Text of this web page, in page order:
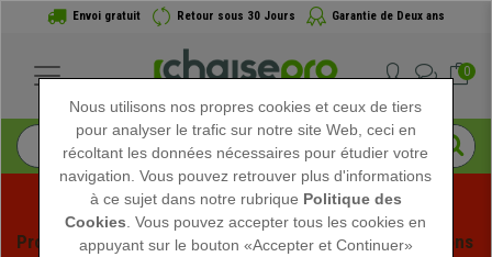
Envoi gratuit Retour sous 30 Jours Garantie de Deux ans
0
Profitez des soldes d'été chez Chaisepro ! Des réductions
Nous utilisons nos propres cookies et ceux de tiers
pour analyser le trafic sur notre site Web, ceci en
récoltant les données nécessaires pour étudier votre
navigation. Vous pouvez retrouver plus d'informations
à ce sujet dans notre rubrique Politique des
Cookies . Vous pouvez accepter tous les cookies en
appuyant sur le bouton «Accepter et Continuer»